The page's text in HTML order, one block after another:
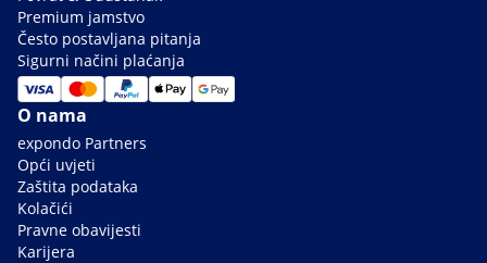
Premium jamstvo
Često postavljana pitanja
Sigurni načini plaćanja
O nama
expondo Partners
Opći uvjeti
Zaštita podataka
Kolačići
Pravne obavijesti
Karijera